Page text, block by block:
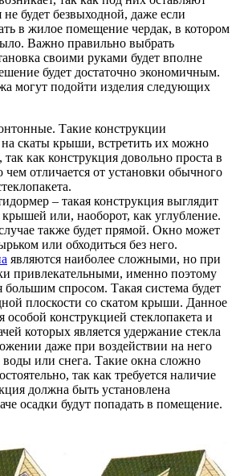
будет безвыходной, даже если
в жилое помещение чердак, в котором
Важно правильно выбрать
своими руками будет вполне
будет достаточно экономичным.
могут подойти изделия следующих
Такие конструкции
скаты крыши, встретить их можно
так как конструкция довольно проста в
чем отличается от установки обычного
– такая конструкция выглядит
или, наоборот, как углубление.
также будет прямой. Окно может
или обходиться без него.
являются наиболее сложными, но при
привлекательными, именно поэтому
большим спросом. Такая система будет
плоскости со скатом крыши. Данное
особой конструкцией стеклопакета и
которых является удержание стекла
даже при воздействии на него
или снега. Такие окна сложно
так как требуется наличие
должна быть установлена
осадки будут попадать в помещение.